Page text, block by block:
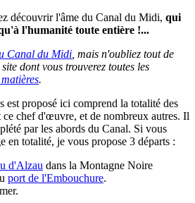
découvrir l'âme du Canal du Midi, qui
l'humanité toute entière !...
Canal du Midi , mais n'oubliez tout de
dont vous trouverez toutes les
.
proposé ici comprend la totalité des
chef d'œuvre, et de nombreux autres. Il
par les abords du Canal. Si vous
en totalité, je vous propose 3 départs :
d'Alzau dans la Montagne Noire
port de l'Embouchure.